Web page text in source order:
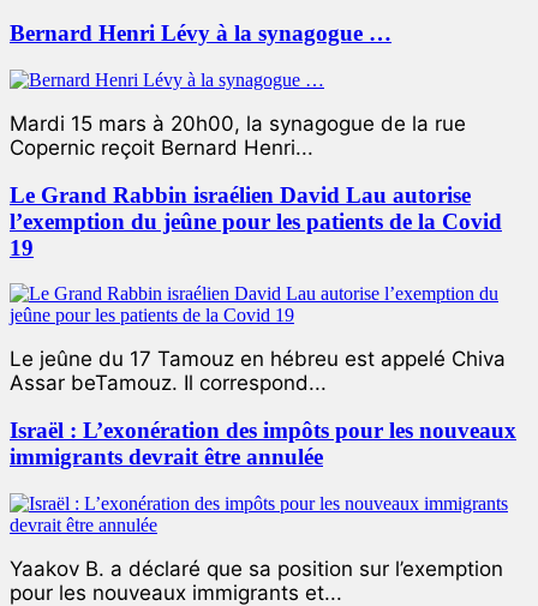
Bernard Henri Lévy à la synagogue …
Mardi 15 mars à 20h00, la synagogue de la rue
Copernic reçoit Bernard Henri...
Le Grand Rabbin israélien David Lau autorise
l’exemption du jeûne pour les patients de la Covid
19
Le jeûne du 17 Tamouz en hébreu est appelé Chiva
Assar beTamouz. Il correspond...
Israël : L’exonération des impôts pour les nouveaux
immigrants devrait être annulée
Yaakov B. a déclaré que sa position sur l’exemption
pour les nouveaux immigrants et...